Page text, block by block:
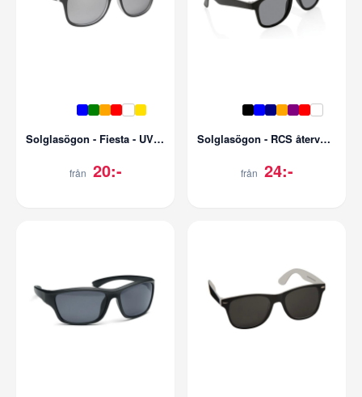
Solglasögon - Fiesta - UV400 - Spegellins
från 20:-
Solglasögon - RCS återvunnen - UV400
från 24:-